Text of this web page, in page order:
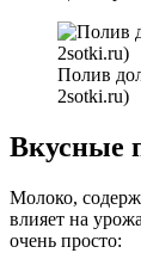
Полив
2sotki.ru)
Вкусные
Молоко,
влияет на
очень просто: